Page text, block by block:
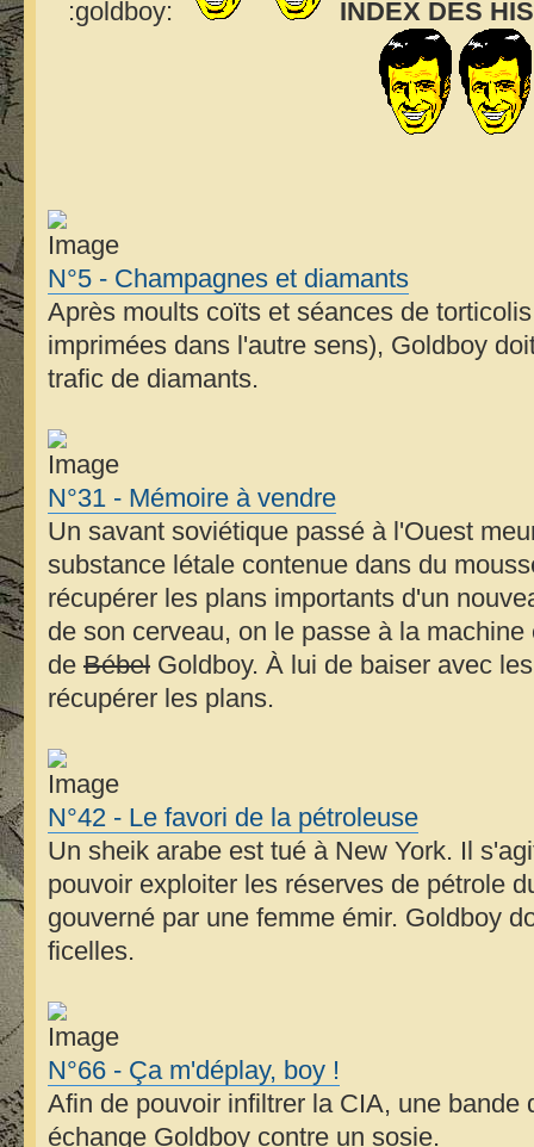
:goldboy: INDEX DES
N°5 - Champagnes et diamants
Après moults coïts et séances de
imprimées dans l'autre sens), Goldboy
trafic de diamants.
N°31 - Mémoire à vendre
Un savant soviétique passé à l'Ouest
substance létale contenue dans du
récupérer les plans importants d'un
de son cerveau, on le passe à la
de Bébel Goldboy. À lui de baiser avec
récupérer les plans.
N°42 - Le favori de la pétroleuse
Un sheik arabe est tué à New York. Il
pouvoir exploiter les réserves de pétrole
gouverné par une femme émir. Goldboy
ficelles.
N°66 - Ça m'déplay, boy !
Afin de pouvoir infiltrer la CIA, une bande
échange Goldboy contre un sosie.